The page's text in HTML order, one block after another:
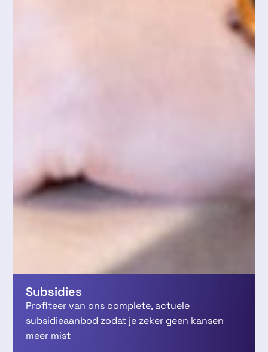
Subsidies
Profiteer van ons complete, actuele
subsidieaanbod zodat je zeker geen kansen
meer mist